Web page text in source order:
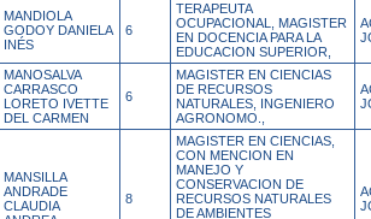
MANDIOLA
GODOY DANIELA
INÉS
6
TERAPEUTA
OCUPACIONAL, MAGISTER
EN DOCENCIA PARA LA
EDUCACION SUPERIOR,
MANOSALVA
CARRASCO
LORETO IVETTE
DEL CARMEN
6
MAGISTER EN CIENCIAS
DE RECURSOS
NATURALES, INGENIERO
AGRONOMO.,
MANSILLA
ANDRADE
CLAUDIA
8
MAGISTER EN CIENCIAS,
CON MENCION EN
MANEJO Y
CONSERVACION DE
RECURSOS NATURALES
DE AMBIENTES